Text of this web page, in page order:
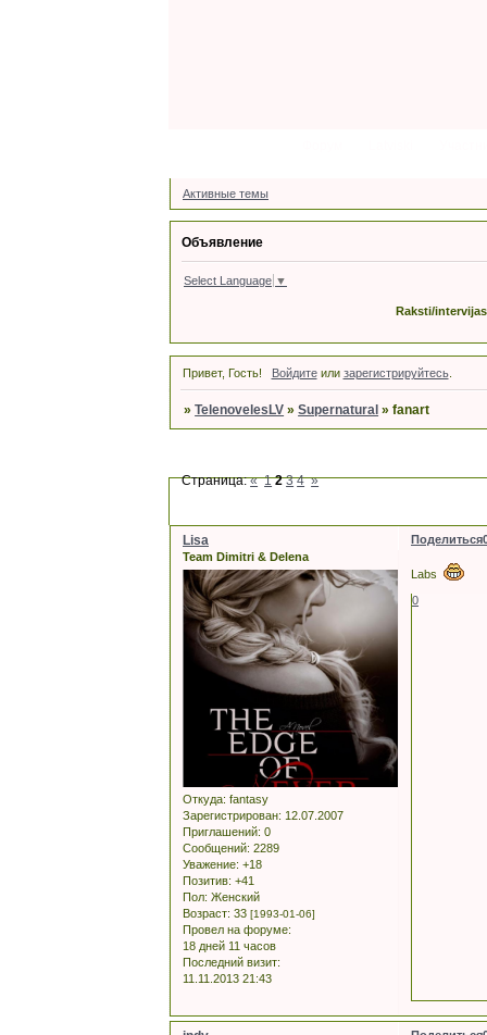
Активные темы
Объявление
Select Language ▼
Raksti/
Привет, Гость! Войдитеили зарегистрируйтесь.
»TelenovelesLV »Supernatural »fanart
Страница:« 1 2 3 4 »
Поделиться
Lisa
Team Dimitri & Delena
Откуда: fantasy
Зарегистрирован: 12.07.2007
Приглашений: 0
Сообщений: 2289
Уважение: +18
Позитив: +41
Пол: Женский
Возраст: 33 [1993-01-06]
Провел на форуме:
18 дней 11 часов
Последний визит:
11.11.2013 21:43
Labs
0